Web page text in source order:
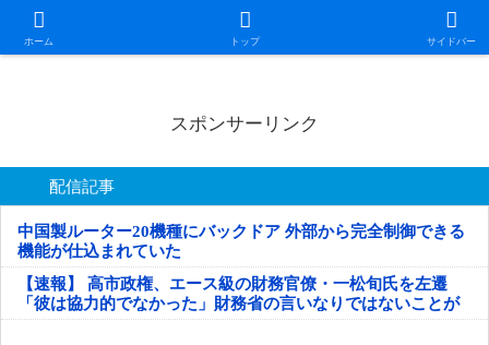
ホーム トップ サイドバー
日本第一！ニュース録
スポンサーリンク
配信記事
中国製ルーター20機種にバックドア 外部から完全制御できる
機能が仕込まれていた
【速報】 高市政権、エース級の財務官僚・一松旬氏を左遷
「彼は協力的でなかった」財務省の言いなりではないことが
判明